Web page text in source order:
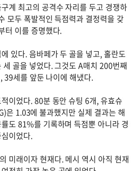
계 최고의 공격수 자리를 두고 경쟁하
모두 폭발적인 득점력과 결정력을 갖
터 이를 증명했다.
있다. 음바페가 두 골을 넣고, 홀란도
골을 넣었다. 그것도 A매치 200번째
39세를 앞둔 나이에 해냈다.
이었다. 80분 동안 슈팅 6개, 유효슈
은 1.03에 불과했지만 실제 결과는 해
도 81%를 기록하며 득점뿐 아니라 경
이었다.
미래이자 현재다. 메시 역시 아직 현재